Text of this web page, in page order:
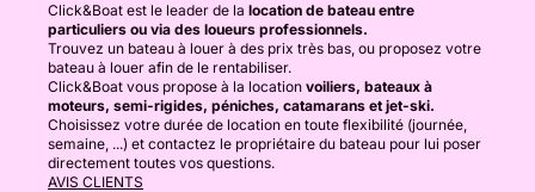
Click&Boat est le leader de la location de bateau entre
particuliers ou via des loueurs professionnels.
Trouvez un bateau à louer à des prix très bas, ou proposez votre
bateau à louer afin de le rentabiliser.
Click&Boat vous propose à la location voiliers, bateaux à
moteurs, semi-rigides, péniches, catamarans et jet-ski.
Choisissez votre durée de location en toute flexibilité (journée,
semaine, ...) et contactez le propriétaire du bateau pour lui poser
directement toutes vos questions.
AVIS CLIENTS